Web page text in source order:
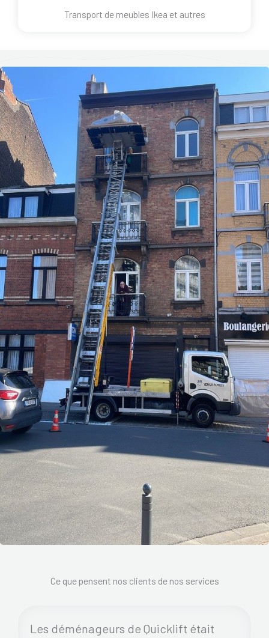
Transport de meubles Ikea et autres
Ce que pensent nos clients de nos services
Les déménageurs de Quicklift était